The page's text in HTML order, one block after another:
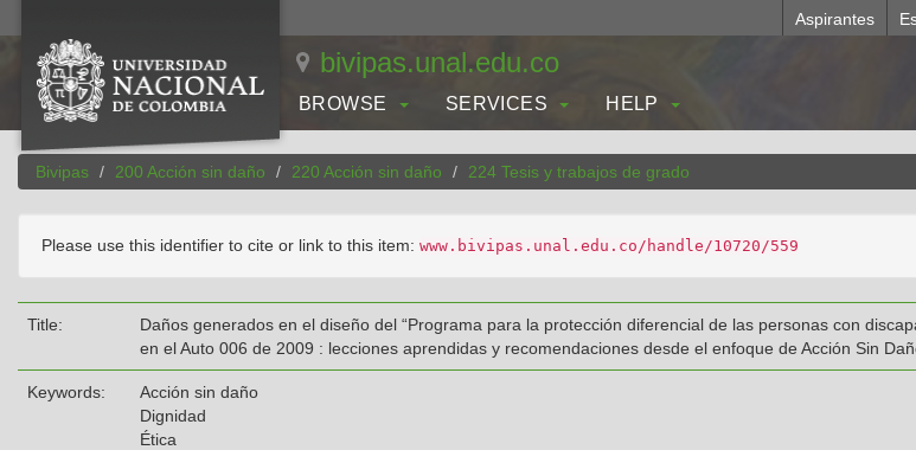
Aspirantes
bivipas.unal.edu.co
BROWSE SERVICES HELP
Bivipas 200 Acción sin daño 220 Acción sin daño 224 Tesis y trabajos de grado
Please use this identifier to cite or link to this item: www.bivipas.unal.edu.co/handle/10720/559
Title:
Daños generados en el diseño del “Programa para la protección diferencial de las personas con
en el Auto 006 de 2009 : lecciones aprendidas y recomendaciones desde el enfoque de Acción Sin
Keywords:
Acción sin daño
Dignidad
Ética